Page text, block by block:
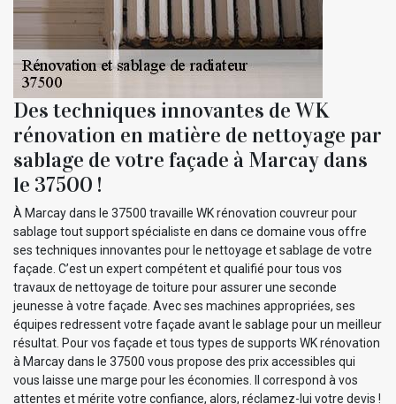
Des techniques innovantes de WK
rénovation en matière de nettoyage par
sablage de votre façade à Marcay dans
le 37500 !
À Marcay dans le 37500 travaille WK rénovation couvreur pour
sablage tout support spécialiste en dans ce domaine vous offre
ses techniques innovantes pour le nettoyage et sablage de votre
façade. C’est un expert compétent et qualifié pour tous vos
travaux de nettoyage de toiture pour assurer une seconde
jeunesse à votre façade. Avec ses machines appropriées, ses
équipes redressent votre façade avant le sablage pour un meilleur
résultat. Pour vos façade et tous types de supports WK rénovation
à Marcay dans le 37500 vous propose des prix accessibles qui
vous laisse une marge pour les économies. Il correspond à vos
attentes et mérite votre confiance, alors, réclamez-lui votre devis !